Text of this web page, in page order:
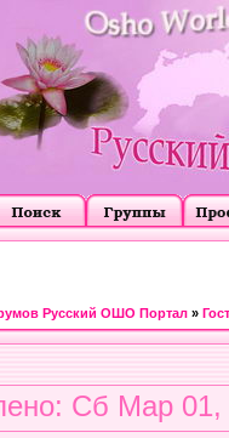
Русский ОШО Портал »
Сб Мар 01,